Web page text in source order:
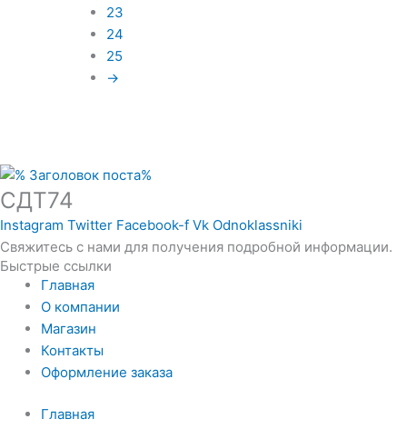
23
24
25
→
СДТ74
Instagram Twitter Facebook-f Vk Odnoklassniki
Свяжитесь с нами для получения подробной информации.
Быстрые ссылки
Главная
О компании
Магазин
Контакты
Оформление заказа
Главная